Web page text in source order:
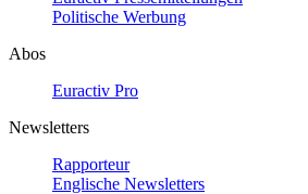
Politische Werbung
Abos
Euractiv Pro
Newsletters
Rapporteur
Englische Newsletters